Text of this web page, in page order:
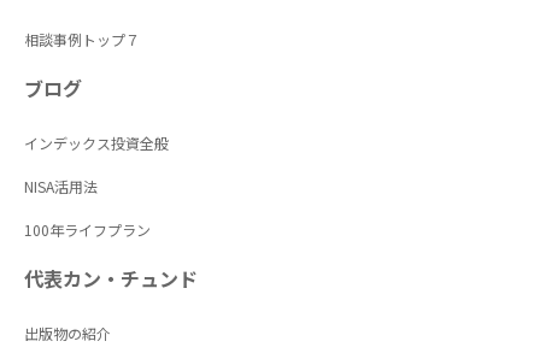
相談事例トップ７
ブログ
インデックス投資全般
NISA活用法
100年ライフプラン
代表カン・チュンド
出版物の紹介